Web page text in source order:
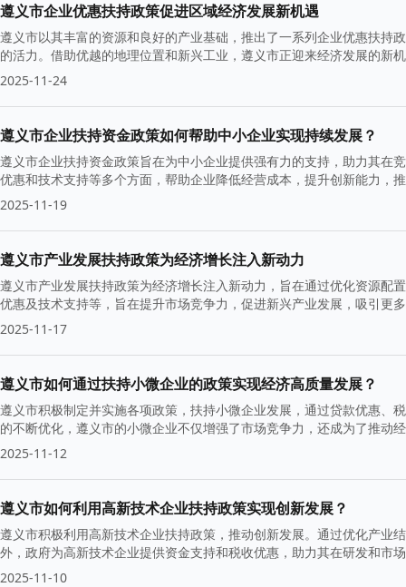
遵义市企业优惠扶持政策促进区域经济发展新机遇
遵义市以其丰富的资源和良好的产业基础，推出了一系列企业优惠扶持
的活力。借助优越的地理位置和新兴工业，遵义市正迎来经济发展的新
2025-11-24
遵义市企业扶持资金政策如何帮助中小企业实现持续发展？
遵义市企业扶持资金政策旨在为中小企业提供强有力的支持，助力其在
优惠和技术支持等多个方面，帮助企业降低经营成本，提升创新能力，
发企业活力。
2025-11-19
遵义市产业发展扶持政策为经济增长注入新动力
遵义市产业发展扶持政策为经济增长注入新动力，旨在通过优化资源配
优惠及技术支持等，旨在提升市场竞争力，促进新兴产业发展，吸引更
2025-11-17
遵义市如何通过扶持小微企业的政策实现经济高质量发展？
遵义市积极制定并实施各项政策，扶持小微企业发展，通过贷款优惠、
的不断优化，遵义市的小微企业不仅增强了市场竞争力，还成为了推动
2025-11-12
遵义市如何利用高新技术企业扶持政策实现创新发展？
遵义市积极利用高新技术企业扶持政策，推动创新发展。通过优化产业
外，政府为高新技术企业提供资金支持和税收优惠，助力其在研发和市
2025-11-10